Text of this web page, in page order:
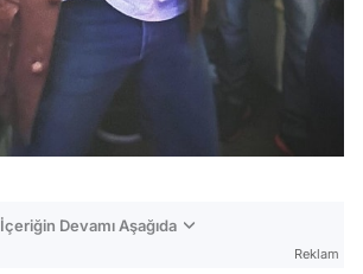
İçeriğin Devamı Aşağıda
Reklam